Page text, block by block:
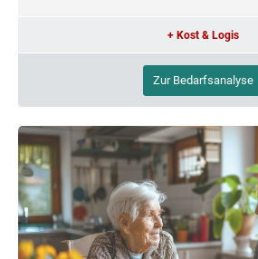
+ Kost & Logis
Zur Bedarfsanalyse